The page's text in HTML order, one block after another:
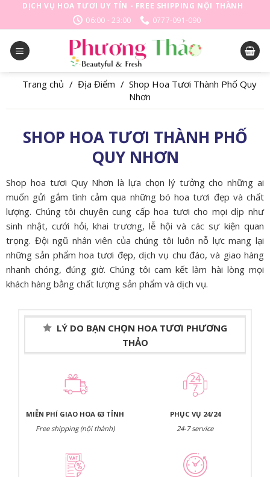
DỊCH VỤ HOA TƯƠI UY TÍN - FREE SHIPPING NỘI THÀNH
06:00 - 23:00
0777-091-090
Trang chủ / Địa Điểm / Shop Hoa Tươi Thành Phố Quy
Nhơn
SHOP HOA TƯƠI THÀNH PHỐ
QUY NHƠN
Shop hoa tươi Quy Nhơn là lựa chọn lý tưởng cho những ai
muốn gửi gắm tình cảm qua những bó hoa tươi đẹp và chất
lượng. Chúng tôi chuyên cung cấp hoa tươi cho mọi dịp như
sinh nhật, cưới hỏi, khai trương, lễ hội và các sự kiện quan
trọng. Đội ngũ nhân viên của chúng tôi luôn nỗ lực mang lại
những sản phẩm hoa tươi đẹp, dịch vụ chu đáo, và giao hàng
nhanh chóng, đúng giờ. Chúng tôi cam kết làm hài lòng mọi
khách hàng bằng chất lượng sản phẩm và dịch vụ.
LÝ DO BẠN CHỌN HOA TƯƠI PHƯƠNG
THẢO
MIỄN PHÍ GIAO HOA 63 TỈNH
Free shipping (nội thành)
PHỤC VỤ 24/24
24-7 service